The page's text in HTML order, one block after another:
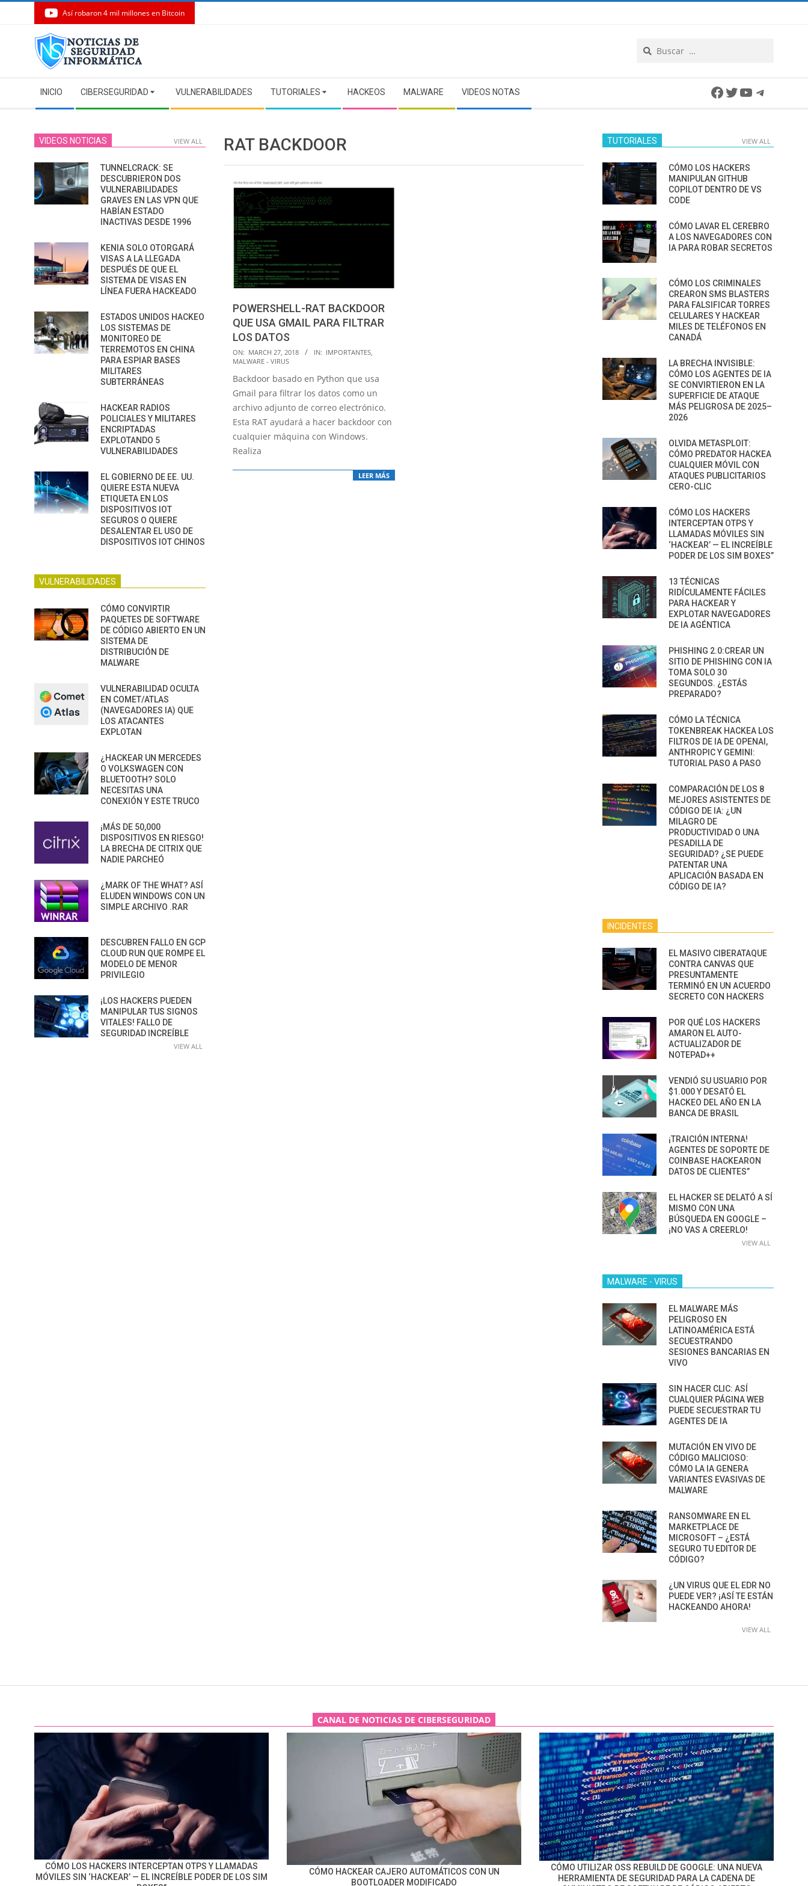
Así robaron 4 mil millones en Bitcoin
Navigation
Menu
INICIO CIBERSEGURIDAD VULNERABILIDADES TUTORIALES HACKEOS MALWARE VIDEOS NOTAS Facebook
Twitter
YouTube
RAT BACKDOOR
POWERSHELL-RAT BACKDOOR
QUE USA GMAIL PARA FILTRAR
LOS DATOS
2018-
03-
27
ON: MARCH 27, 2018 IN: IMPORTANTES
MALWARE - VIRUS
Backdoor basado en Python que usa
Gmail para filtrar los datos como un
archivo adjunto de correo electrónico.
Esta RAT ayudará a hacer backdoor con
cualquier máquina con Windows.
Realiza
LEER MÁS
VIDEOS NOTICIAS VIEW ALL
TUNNELCRACK: SE
DESCUBRIERON DOS
VULNERABILIDADES
GRAVES EN LAS VPN QUE
HABÍAN ESTADO
INACTIVAS DESDE 1996
KENIA SOLO OTORGARÁ
VISAS A LA LLEGADA
DESPUÉS DE QUE EL
SISTEMA DE VISAS EN
LÍNEA FUERA HACKEADO
ESTADOS UNIDOS HACKEO
LOS SISTEMAS DE
MONITOREO DE
TERREMOTOS EN CHINA
PARA ESPIAR BASES
MILITARES
SUBTERRÁNEAS
HACKEAR RADIOS
POLICIALES Y MILITARES
ENCRIPTADAS
EXPLOTANDO 5
VULNERABILIDADES
EL GOBIERNO DE EE. UU.
QUIERE ESTA NUEVA
ETIQUETA EN LOS
DISPOSITIVOS IOT
SEGUROS O QUIERE
DESALENTAR EL USO DE
DISPOSITIVOS IOT CHINOS
VULNERABILIDADES
CÓMO CONVIRTIR
PAQUETES DE SOFTWARE
DE CÓDIGO ABIERTO EN UN
SISTEMA DE
DISTRIBUCIÓN DE
MALWARE
VULNERABILIDAD OCULTA
EN COMET/ATLAS
(NAVEGADORES IA) QUE
LOS ATACANTES
EXPLOTAN
¿HACKEAR UN MERCEDES
O VOLKSWAGEN CON
BLUETOOTH? SOLO
NECESITAS UNA
CONEXIÓN Y ESTE TRUCO
¡MÁS DE 50,000
DISPOSITIVOS EN RIESGO!
LA BRECHA DE CITRIX QUE
NADIE PARCHEÓ
¿MARK OF THE WHAT? ASÍ
ELUDEN WINDOWS CON UN
SIMPLE ARCHIVO .RAR
DESCUBREN FALLO EN GCP
CLOUD RUN QUE ROMPE EL
MODELO DE MENOR
PRIVILEGIO
¡LOS HACKERS PUEDEN
MANIPULAR TUS SIGNOS
VITALES! FALLO DE
SEGURIDAD INCREÍBLE
VIEW ALL
TUTORIALES VIEW ALL
CÓMO LOS HACKERS
MANIPULAN GITHUB
COPILOT DENTRO DE VS
CODE
CÓMO LAVAR EL CEREBRO
A LOS NAVEGADORES CON
IA PARA ROBAR SECRETOS
CÓMO LOS CRIMINALES
CREARON SMS BLASTERS
PARA FALSIFICAR TORRES
CELULARES Y HACKEAR
MILES DE TELÉFONOS EN
CANADÁ
LA BRECHA INVISIBLE:
CÓMO LOS AGENTES DE IA
SE CONVIRTIERON EN LA
SUPERFICIE DE ATAQUE
MÁS PELIGROSA DE 2025–
2026
OLVIDA METASPLOIT:
CÓMO PREDATOR HACKEA
CUALQUIER MÓVIL CON
ATAQUES PUBLICITARIOS
CERO-CLIC
CÓMO LOS HACKERS
INTERCEPTAN OTPS Y
LLAMADAS MÓVILES SIN
‘HACKEAR’ — EL INCREÍBLE
PODER DE LOS SIM BOXES”
13 TÉCNICAS
RIDÍCULAMENTE FÁCILES
PARA HACKEAR Y
EXPLOTAR NAVEGADORES
DE IA AGÉNTICA
PHISHING 2.0:CREAR UN
SITIO DE PHISHING CON IA
TOMA SOLO 30
SEGUNDOS. ¿ESTÁS
PREPARADO?
CÓMO LA TÉCNICA
TOKENBREAK HACKEA LOS
FILTROS DE IA DE OPENAI,
ANTHROPIC Y GEMINI:
TUTORIAL PASO A PASO
COMPARACIÓN DE LOS 8
MEJORES ASISTENTES DE
CÓDIGO DE IA: ¿UN
MILAGRO DE
PRODUCTIVIDAD O UNA
PESADILLA DE
SEGURIDAD? ¿SE PUEDE
PATENTAR UNA
APLICACIÓN BASADA EN
CÓDIGO DE IA?
INCIDENTES
EL MASIVO CIBERATAQUE
CONTRA CANVAS QUE
PRESUNTAMENTE
TERMINÓ EN UN ACUERDO
SECRETO CON HACKERS
POR QUÉ LOS HACKERS
AMARON EL AUTO-
ACTUALIZADOR DE
NOTEPAD++
VENDIÓ SU USUARIO POR
$1.000 Y DESATÓ EL
HACKEO DEL AÑO EN LA
BANCA DE BRASIL
¡TRAICIÓN INTERNA!
AGENTES DE SOPORTE DE
COINBASE HACKEARON
DATOS DE CLIENTES”
EL HACKER SE DELATÓ A SÍ
MISMO CON UNA
BÚSQUEDA EN GOOGLE –
¡NO VAS A CREERLO!
VIEW ALL
MALWARE - VIRUS
EL MALWARE MÁS
PELIGROSO EN
LATINOAMÉRICA ESTÁ
SECUESTRANDO
SESIONES BANCARIAS EN
VIVO
SIN HACER CLIC: ASÍ
CUALQUIER PÁGINA WEB
PUEDE SECUESTRAR TU
AGENTES DE IA
MUTACIÓN EN VIVO DE
CÓDIGO MALICIOSO:
CÓMO LA IA GENERA
VARIANTES EVASIVAS DE
MALWARE
RANSOMWARE EN EL
MARKETPLACE DE
MICROSOFT – ¿ESTÁ
SEGURO TU EDITOR DE
CÓDIGO?
¿UN VIRUS QUE EL EDR NO
PUEDE VER? ¡ASÍ TE ESTÁN
HACKEANDO AHORA!
VIEW ALL
CANAL DE NOTICIAS DE CIBERSEGURIDAD
CÓMO LOS HACKERS INTERCEPTAN OTPS Y LLAMADAS
MÓVILES SIN ‘HACKEAR’ — EL INCREÍBLE PODER DE LOS SIM
CÓMO HACKEAR CAJERO AUTOMÁTICOS CON UN
BOOTLOADER MODIFICADO
CÓMO UTILIZAR OSS REBUILD DE GOOGLE: UNA NUEVA
HERRAMIENTA DE SEGURIDAD PARA LA CADENA DE